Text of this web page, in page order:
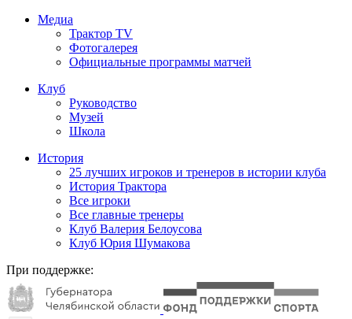
Медиа
Трактор TV
Фотогалерея
Официальные программы матчей
Клуб
Руководство
Музей
Школа
История
25 лучших игроков и тренеров в истории клуба
История Трактора
Все игроки
Все главные тренеры
Клуб Валерия Белоусова
Клуб Юрия Шумакова
При поддержке: